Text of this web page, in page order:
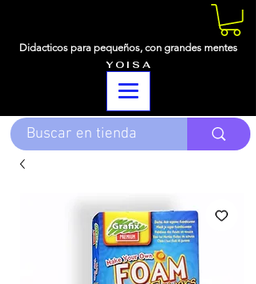
Didacticos para pequeños, con grandes mentes
Y O I S A